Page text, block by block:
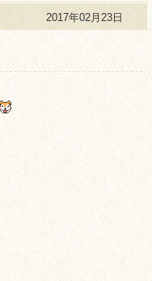
2017年02月23日